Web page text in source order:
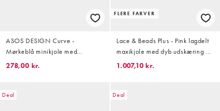
ASOS DESIGN Curve -
Mørkeblå minikjole med
keyhole-udskæring og rynker i
278,00 kr.
FLERE FARVER
Lace & Beads Plus - Pink lagdelt
maxikjole med dyb udskæring og
flæser i tyl
1.007,10 kr.
Deal Deal